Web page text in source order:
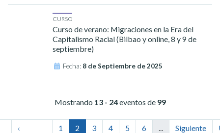
CURSO
Curso de verano: Migraciones en la Era del
Capitalismo Racial (Bilbao y online, 8 y 9 de
septiembre)
Fecha: 8 de Septiembre de 2025
Mostrando 13 - 24eventos de 99
‹
1 2 3 4 5 6
Siguiente